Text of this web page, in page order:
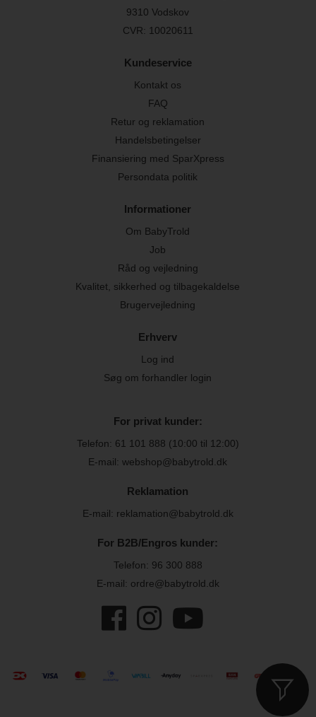
9310 Vodskov
CVR: 10020611
Kundeservice
Kontakt os
FAQ
Retur og reklamation
Handelsbetingelser
Finansiering med SparXpress
Persondata politik
Informationer
Om BabyTrold
Job
Råd og vejledning
Kvalitet, sikkerhed og tilbagekaldelse
Brugervejledning
Erhverv
Log ind
Søg om forhandler login
For privat kunder:
Telefon: 61 101 888 (10:00 til 12:00)
E-mail: webshop@babytrold.dk
Reklamation
E-mail: reklamation@babytrold.dk
For B2B/Engros kunder:
Telefon: 96 300 888
E-mail: ordre@babytrold.dk